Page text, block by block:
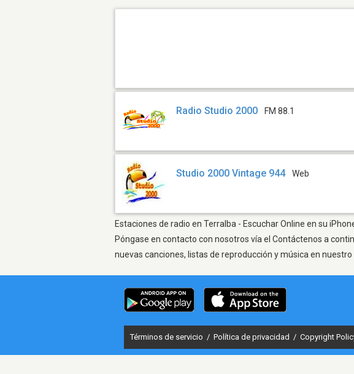
Radio Studio 2000 FM 88.1
Studio 2000 Vintage 944 Web
Estaciones de radio en Terralba - Escuchar Online en su
Póngase en contacto con nosotros vía el Contáctenos a
nuevas canciones, listas de reproducción y música en nuestro
Términos de servicio / Política de privacidad / Copyright